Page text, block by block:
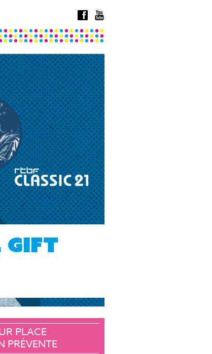
GIFT
PLACE
PRÉVENTE